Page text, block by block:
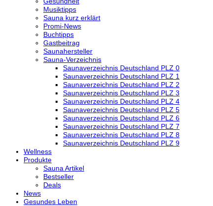
Musiktipps
Sauna kurz erklärt
Promi-News
Buchtipps
Gastbeitrag
Saunahersteller
Sauna-Verzeichnis
Saunaverzeichnis Deutschland PLZ 0
Saunaverzeichnis Deutschland PLZ 1
Saunaverzeichnis Deutschland PLZ 2
Saunaverzeichnis Deutschland PLZ 3
Saunaverzeichnis Deutschland PLZ 4
Saunaverzeichnis Deutschland PLZ 5
Saunaverzeichnis Deutschland PLZ 6
Saunaverzeichnis Deutschland PLZ 7
Saunaverzeichnis Deutschland PLZ 8
Saunaverzeichnis Deutschland PLZ 9
Wellness
Produkte
Sauna Artikel
Bestseller
Deals
News
Gesundes Leben